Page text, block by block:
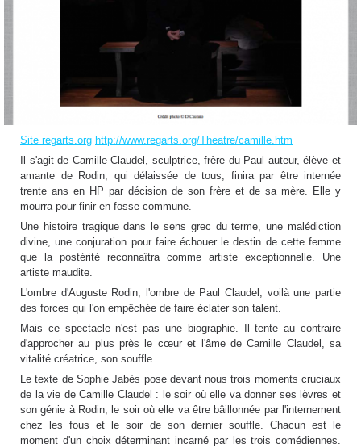
Site regarts.org http://www.regarts.org/Theatre/camille.htm
Il s'agit de Camille Claudel, sculptrice, frère du Paul auteur, élève et
amante de Rodin, qui délaissée de tous, finira par être internée
trente ans en HP par décision de son frère et de sa mère. Elle y
mourra pour finir en fosse commune.
Une histoire tragique dans le sens grec du terme, une malédiction
divine, une conjuration pour faire échouer le destin de cette femme
que la postérité reconnaîtra comme artiste exceptionnelle. Une
artiste maudite.
L'ombre d'Auguste Rodin, l'ombre de Paul Claudel, voilà une partie
des forces qui l'on empêchée de faire éclater son talent.
Mais ce spectacle n'est pas une biographie. Il tente au contraire
d'approcher au plus près le cœur et l'âme de Camille Claudel, sa
vitalité créatrice, son souffle.
Le texte de Sophie Jabès pose devant nous trois moments cruciaux
de la vie de Camille Claudel : le soir où elle va donner ses lèvres et
son génie à Rodin, le soir où elle va être bâillonnée par l'internement
chez les fous et le soir de son dernier souffle. Chacun est le
moment d'un choix déterminant incarné par les trois comédiennes.